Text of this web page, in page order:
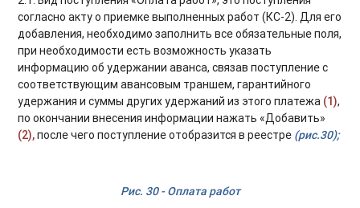
согласно акту о приемке выполненных работ (КС-2). Для его
добавления, необходимо заполнить все обязательные поля,
при необходимости есть возможность указать
информацию об удержании аванса, связав поступление с
соответствующим авансовым траншем, гарантийного
удержания и суммы других удержаний из этого платежа (1),
по окончании внесения информации нажать «Добавить»
(2),после чего поступление отобразится в реестре (рис.30);
Рис. 30 - Оплата работ